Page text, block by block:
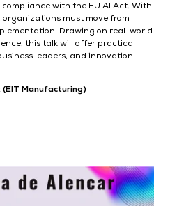
with the EU AI Act. With
must move from
Drawing on real-world
this talk will offer practical
leaders, and innovation
(EIT Manufacturing)